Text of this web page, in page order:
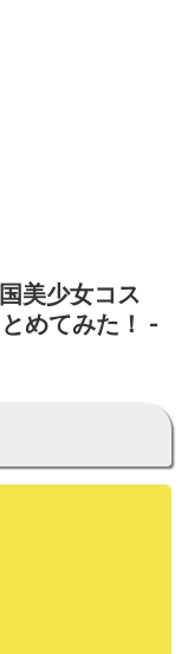
美少女コス
めてみた！ -